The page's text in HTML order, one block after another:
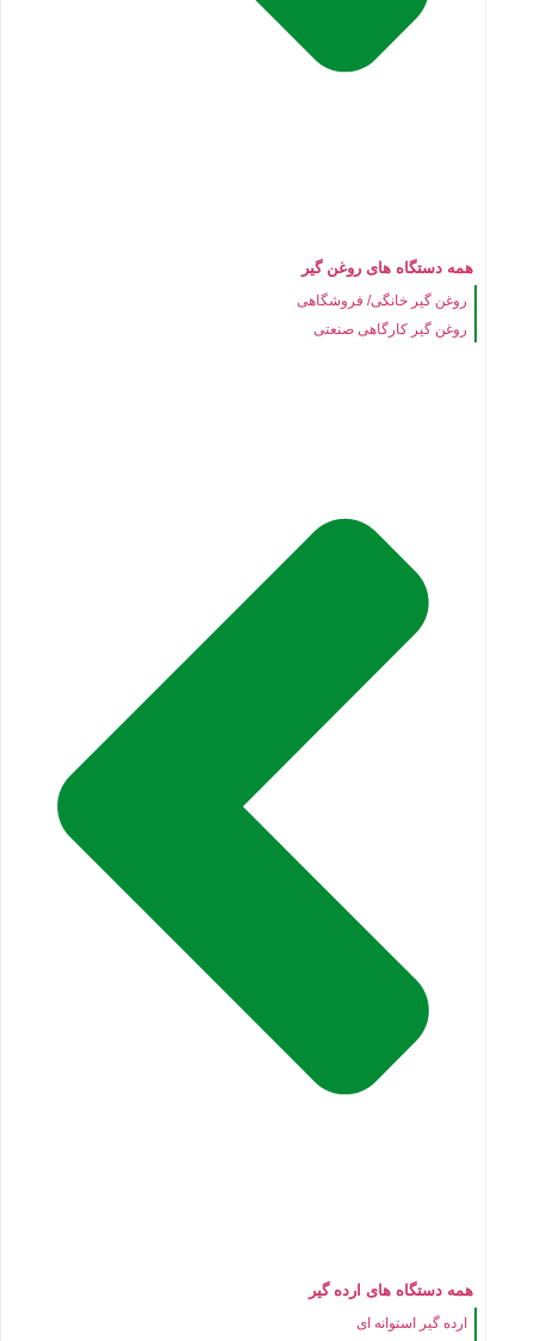
همه دستگاه های روغن گیر
روغن گیر خانگی/ فروشگاهی
روغن گیر کارگاهی صنعتی
همه دستگاه های ارده گیر
ارده گیر استوانه ای